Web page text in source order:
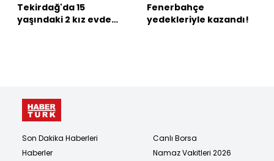
Tekirdağ'da 15
yaşındaki 2 kız evde
Fenerbahçe
yedekleriyle kazandı!
Son Dakika Haberleri
Haberler
Canlı Borsa
Namaz Vakitleri 2026